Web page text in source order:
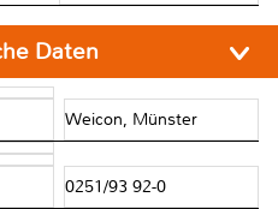
Daten
Weicon, Münster
0251/93 92-0